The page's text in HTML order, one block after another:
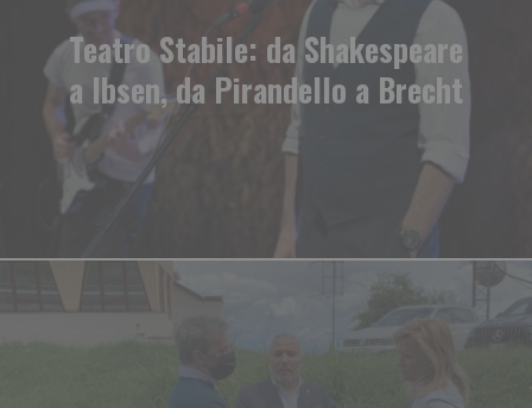
Teatro Stabile: da Shakespeare
a Ibsen, da Pirandello a Brecht